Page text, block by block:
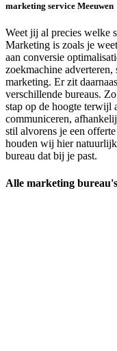
marketing service Meeuwen
Weet jij al precies welke
Marketing is zoals je
aan conversie
zoekmachine adverteren,
marketing. Er zit
verschillende bureaus.
stap op de hoogte terwijl
communiceren,
stil alvorens je een
houden wij hier
bureau dat bij je past.
Alle marketing